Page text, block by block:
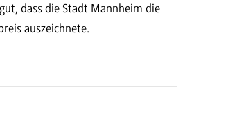
dass die Stadt Mannheim die
auszeichnete.